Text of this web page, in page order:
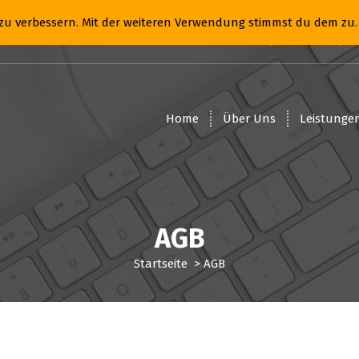
07:30- 16:30.
Home Über Uns
AGB
Startseite >AGB
verbessern. Mit der weiteren Verwendung stimmst du dem zu.